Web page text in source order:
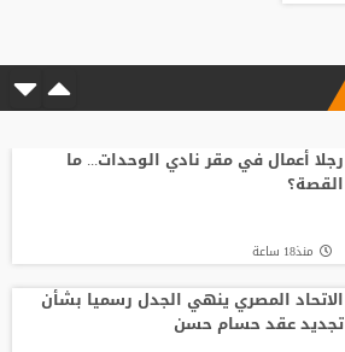
رجلا أعمال في مقر نادي الوحدات... ما
القصة؟
منذ18 ساعة
الاتحاد المصري ينهي الجدل رسميا بشأن
تجديد عقد حسام حسن